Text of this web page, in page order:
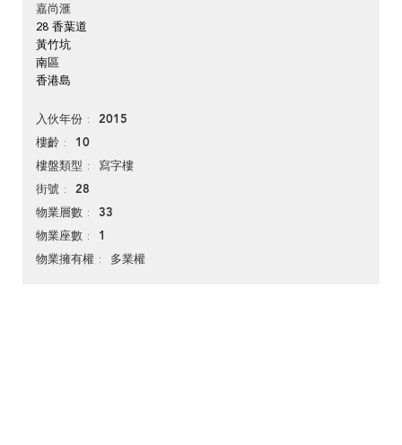
嘉尚滙
28 香葉道
黃竹坑
南區
香港島
入伙年份 2015
樓齡 10
樓盤類型 寫字樓
街號 28
物業層數 33
物業座數 1
物業擁有權 多業權